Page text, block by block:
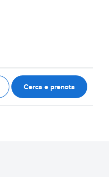
Cerca e prenota